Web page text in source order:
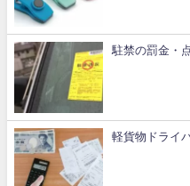
駐禁の罰金・
軽貨物ドライ